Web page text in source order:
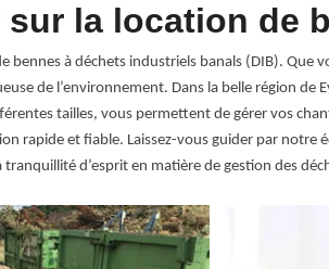
la location de
à déchets industriels banals (DIB). Que
de l’environnement. Dans la belle région de
tailles, vous permettent de gérer vos
rapide et fiable. Laissez-vous guider par notre
d’esprit en matière de gestion des